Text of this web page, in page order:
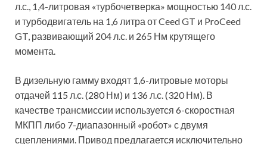
л.с., 1,4-литровая «турбочетверка» мощностью 140 л.с.
и турбодвигатель на 1,6 литра от Ceed GT и ProCeed
GT, развивающий 204 л.с. и 265 Нм крутящего
момента.
В дизельную гамму входят 1,6-литровые моторы
отдачей 115 л.с. (280 Нм) и 136 л.с. (320 Нм). В
качестве трансмиссии используется 6-скоростная
МКПП либо 7-диапазонный «робот» с двумя
сцеплениями. Привод предлагается исключительно